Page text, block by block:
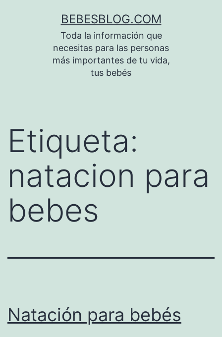
BEBESBLOG.COM
Toda la información que
necesitas para las personas
más importantes de tu vida,
tus bebés
Etiqueta:
natacion para
bebes
Natación para bebés